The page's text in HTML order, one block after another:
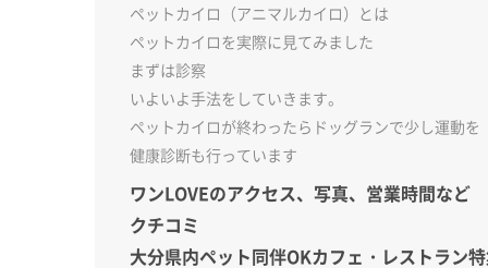
ペットカイロ（アニマルカイロ）とは
ペットカイロを実際に見てみました
まずは診察
いよいよ手法をしていきます。
ペットカイロが終わったらドッグランで少し運動を
健康診断も行っています
ワンLOVEのアクセス、写真、営業時間など
クチコミ
大分県内ペット同伴OKカフェ・レストラン